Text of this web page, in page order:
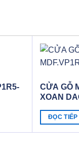
CỬA GỖ
XOAN
ĐỌC TIẾP